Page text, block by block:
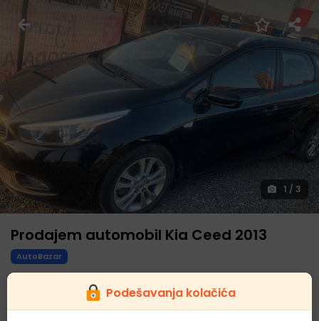
Podešavanja kolačića
1 / 3
Prodajem automobil Kia Ceed 2013
AutoBazar
5.700,00 € Cena
Zorana Djindjica 33/24, 18101 Nis